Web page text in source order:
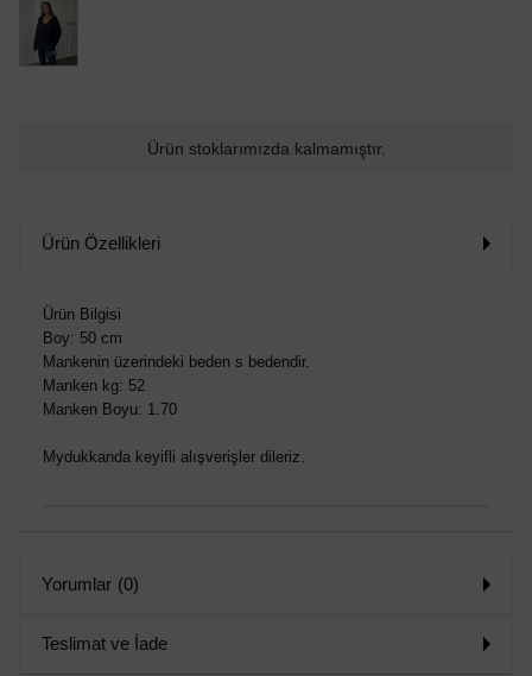
Ürün stoklarımızda kalmamıştır.
Ürün Özellikleri
Ürün Bilgisi
Boy: 50 cm
Mankenin üzerindeki beden s bedendir.
Manken kg: 52
Manken Boyu: 1.70
Mydukkanda keyifli alışverişler dileriz.
Yorumlar (0)
Teslimat ve İade